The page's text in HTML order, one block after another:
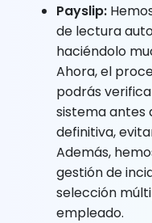
Payslip:
de lectura
haciéndolo
Ahora, el
podrás
sistema antes
definitiva,
Además,
gestión de
selección
empleado.